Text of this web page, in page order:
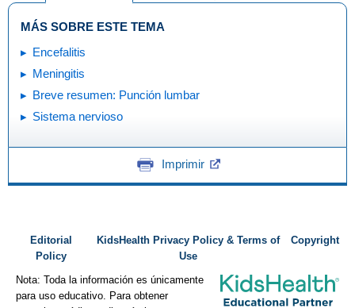
MÁS SOBRE ESTE TEMA
Encefalitis
Meningitis
Breve resumen: Punción lumbar
Sistema nervioso
Imprimir
Editorial
Policy
KidsHealth Privacy Policy & Terms of
Use
Copyright
Nota: Toda la información es únicamente
para uso educativo. Para obtener